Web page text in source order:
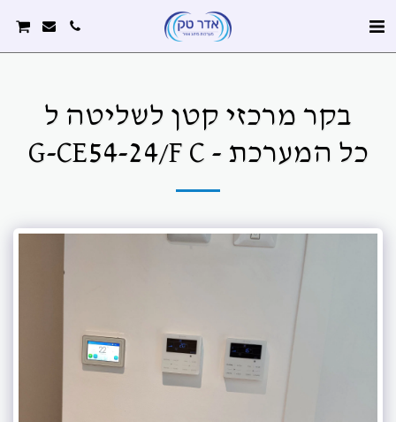
בקר מרכזי קטן לשליטה ל
כל המערכת - G-CE54-24/F C